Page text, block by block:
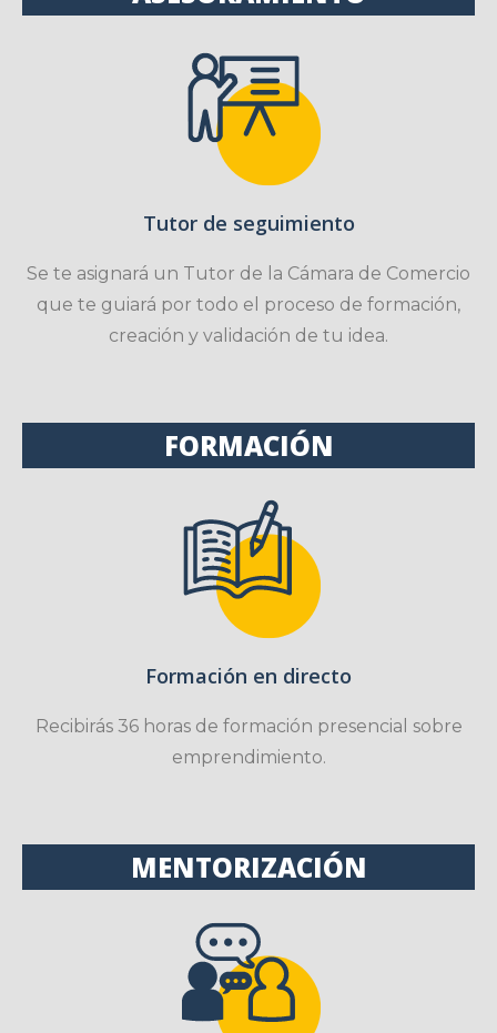
Tutor de seguimiento
Se te asignará un Tutor de la Cámara de Comercio
que te guiará por todo el proceso de formación,
creación y validación de tu idea.
FORMACIÓN
Formación en directo
Recibirás 36 horas de formación presencial sobre
emprendimiento.
MENTORIZACIÓN